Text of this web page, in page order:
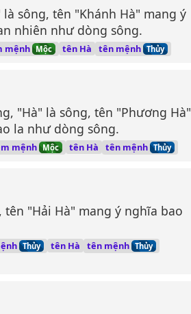
sông, tên "Khánh Hà" mang ý
nhiên như dòng sông.
mệnh Mộc tên Hà tên mệnh Thủy
"Hà" là sông, tên "Phương Hà"
la như dòng sông.
mệnh Mộc tên Hà tên mệnh Thủy
"Hải Hà" mang ý nghĩa bao
Thủy tên Hà tên mệnh Thủy